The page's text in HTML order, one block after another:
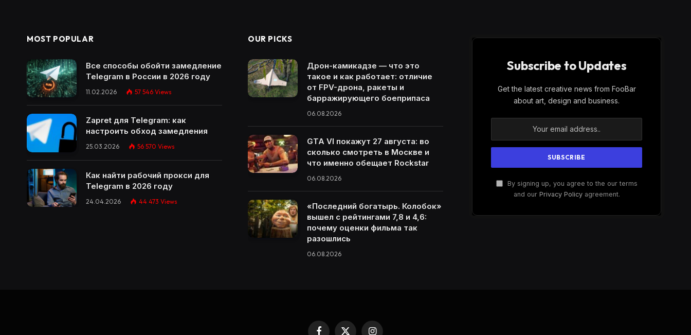
MOST POPULAR
Все способы обойти замедление
Telegram в России в 2026 году
11.02.2026 57 546 Views
Zapret для Telegram: как
настроить обход замедления
25.03.2026 56 570 Views
Как найти рабочий прокси для
Telegram в 2026 году
24.04.2026 44 473 Views
OUR PICKS
Дрон-камикадзе — что это
такое и как работает: отличие
от FPV-дрона, ракеты и
барражирующего боеприпаса
06.08.2026
GTA VI покажут 27 августа: во
сколько смотреть в Москве и
что именно обещает Rockstar
06.08.2026
«Последний богатырь. Колобок»
вышел с рейтингами 7,8 и 4,6:
почему оценки фильма так
разошлись
06.08.2026
Subscribe to Updates
Get the latest creative news from FooBar
about art, design and business.
By signing up, you agree to the our terms
and our Privacy Policyagreement.